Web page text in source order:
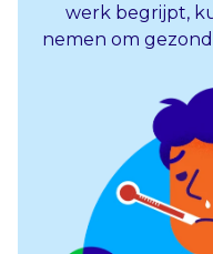
werk begrijpt,
nemen om